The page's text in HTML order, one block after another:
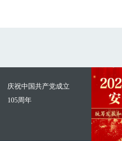
庆祝中国共产党成立
105周年